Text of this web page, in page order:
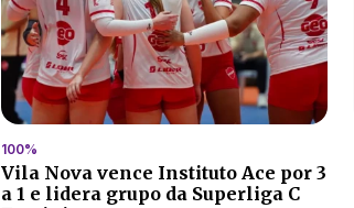
100%
Vila Nova vence Instituto Ace por 3
a 1 e lidera grupo da Superliga C